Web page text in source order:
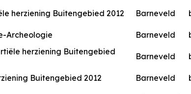
herziening Buitengebied 2012 Barneveld
Archeologie Barneveld
herziening Buitengebied
Barneveld
Buitengebied 2012 Barneveld